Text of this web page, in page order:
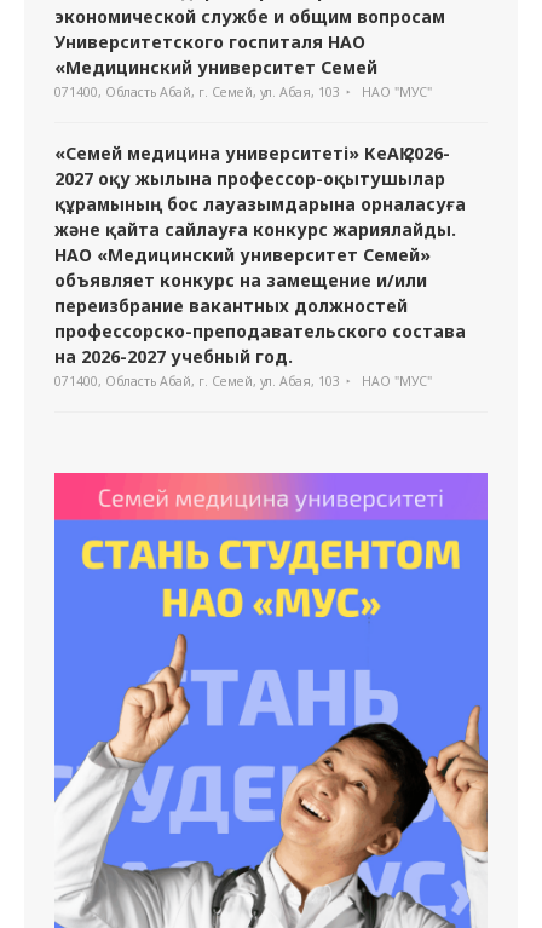
экономической службе и общим вопросам
Университетского госпиталя НАО
«Медицинский университет Семей
071400, Область Абай, г. Семей, ул. Абая, 103 НАО "МУС"
«Семей медицина университеті» КеАҚ 2026-
2027 оқу жылына профессор-оқытушылар
құрамының бос лауазымдарына орналасуға
және қайта сайлауға конкурс жариялайды.
НАО «Медицинский университет Семей»
объявляет конкурс на замещение и/или
переизбрание вакантных должностей
профессорско-преподавательского состава
на 2026-2027 учебный год.
071400, Область Абай, г. Семей, ул. Абая, 103 НАО "МУС"